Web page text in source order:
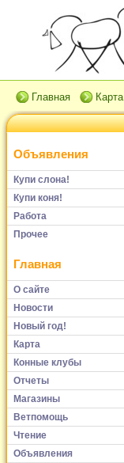
Главная Карта
Объявления
Купи слона!
Купи коня!
Работа
Прочее
Главная
О сайте
Новости
Новый год!
Карта
Конные клубы
Отчеты
Магазины
Ветпомощь
Чтение
Объявления